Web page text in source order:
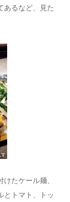
あるなど、見た
たケール麺、
とトマト、トッ